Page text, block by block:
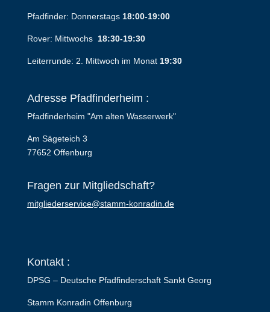
Pfadfinder: Donnerstags 18:00-19:00
Rover: Mittwochs 18:30-19:30
Leiterrunde: 2. Mittwoch im Monat 19:30
Adresse Pfadfinderheim :
Pfadfinderheim "Am alten Wasserwerk"
Am Sägeteich 3
77652 Offenburg
Fragen zur Mitgliedschaft?
mitgliederservice@stamm-konradin.de
Kontakt :
DPSG – Deutsche Pfadfinderschaft Sankt Georg
Stamm Konradin Offenburg